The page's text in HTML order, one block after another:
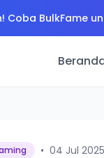
Coba BulkFame
• 04 Jul 2025